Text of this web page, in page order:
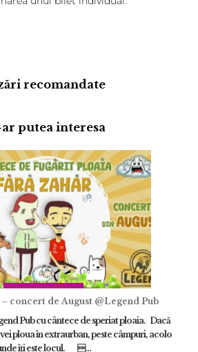
Adaugă review
recomandate
putea interesa
concert de August @Legend Pub
Pub cu cântece de speriat ploaia. Dacă
vei ploua în extraurban, peste câmpuri, acolo
îţi este locul. ...